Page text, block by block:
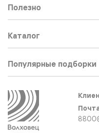
Полезно
Каталог
Популярные подборки